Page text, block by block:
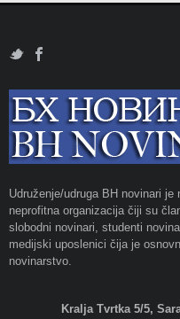
Udruženje/udruga BH novinari je
neprofitna organizacija čiji su
slobodni novinari, studenti
medijski uposlenici čija je
novinarstvo.
Kralja Tvrtka 5/5,